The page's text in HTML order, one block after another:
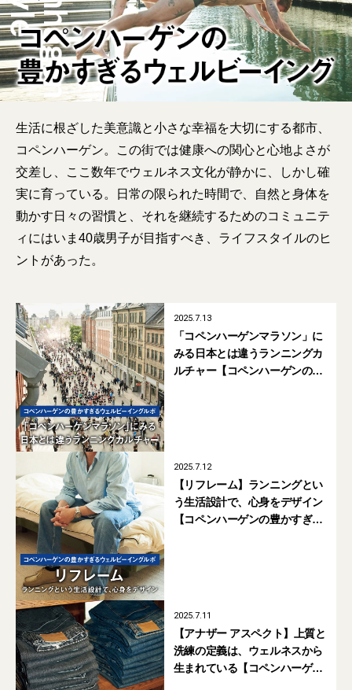
生活に根ざした美意識と小さな幸福を大切にする都市、
コペンハーゲン。この街では健康への関心と心地よさが
交差し、ここ数年でウェルネス文化が静かに、しかし確
実に育っている。日常の限られた時間で、自然と身体を
動かす日々の習慣と、それを継続するためのコミュニテ
ィにはいま40歳男子が目指すべき、ライフスタイルのヒ
ントがあった。
2025.7.13
「コペンハーゲンマラソン」に
みる日本とは違うランニングカ
ルチャー【コペンハーゲンの豊
2025.7.12
【リフレーム】ランニングとい
う生活設計で、心身をデザイン
【コペンハーゲンの豊かすぎる
2025.7.11
【アナザー アスペクト】上質と
洗練の定義は、ウェルネスから
生まれている【コペンハーゲン